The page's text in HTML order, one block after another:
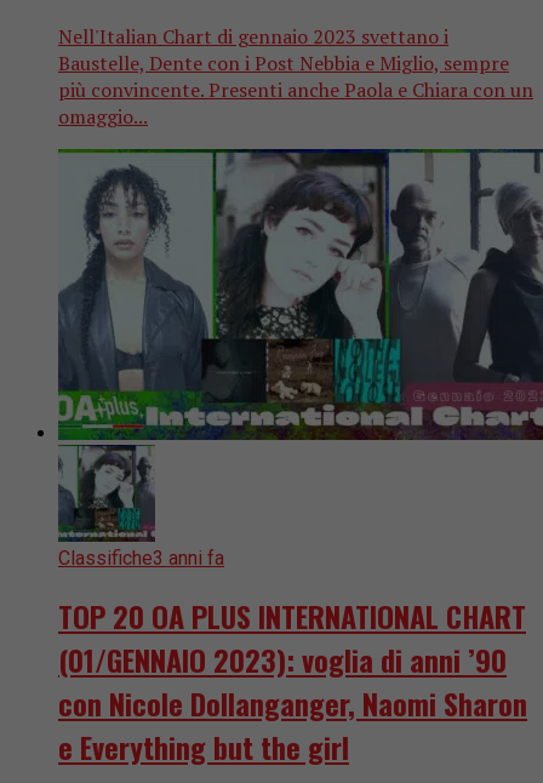
Nell'Italian Chart di gennaio 2023 svettano i
Baustelle, Dente con i Post Nebbia e Miglio, sempre
più convincente. Presenti anche Paola e Chiara con un
omaggio...
Classifiche3 anni fa
TOP 20 OA PLUS INTERNATIONAL CHART
(01/GENNAIO 2023): voglia di anni ’90
con Nicole Dollanganger, Naomi Sharon
e Everything but the girl